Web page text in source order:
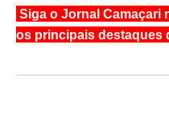
Siga o Jornal Camaçari
os principais destaques